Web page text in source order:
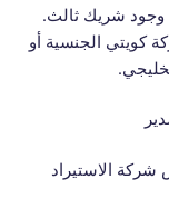
وجود شريك ثالث.
كويتي الجنسية أو
شركة الاستيراد